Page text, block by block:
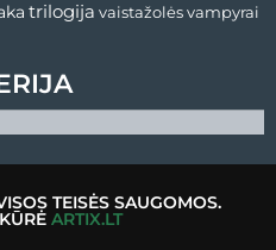
trilogija vaistažolėsvampyrai
TEISĖS SAUGOMOS.
ARTIX.LT